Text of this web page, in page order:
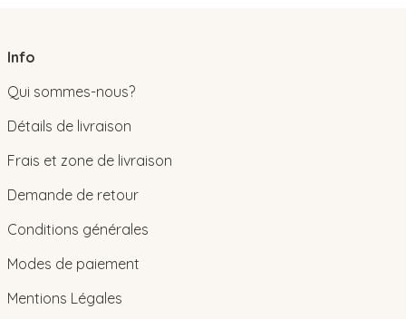
Info
Qui sommes-nous?
Détails de livraison
Frais et zone de livraison
Demande de retour
Conditions générales
Modes de paiement
Mentions Légales